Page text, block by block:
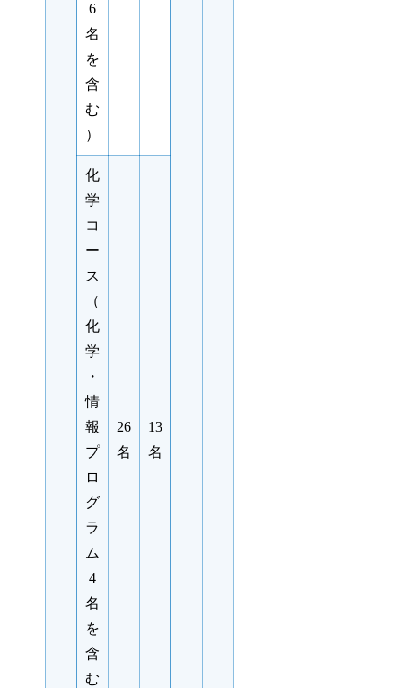
6
名
を
含
む
）
化
学
コ
ー
ス
（
化
学
・
情
報
プ
ロ
グ
ラ
ム
4
名
を
含
む
26
名
13
名